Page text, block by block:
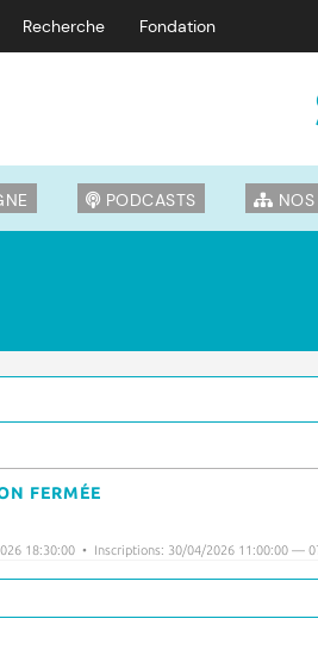
Recherche Fondation
PODCASTS
FERMÉE
18:30:00 • Inscriptions: 30/04/2026 11:00:00 —